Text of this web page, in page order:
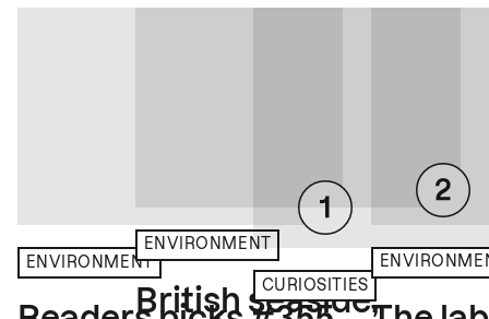
ENVIRONMENT
ENVIRONMENT
British seaside,
CURIOSITIES